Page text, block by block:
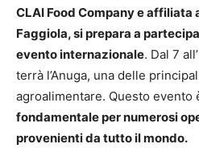
CLAI Food Company e affiliata
Faggiola, si prepara a
evento internazionale. Dal 7
terrà l’Anuga, una delle
agroalimentare. Questo evento
fondamentale per numerosi
provenienti da tutto il mondo.